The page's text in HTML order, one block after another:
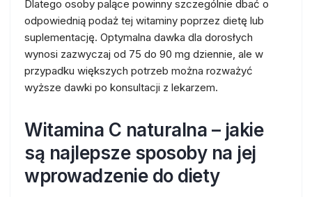
Dlatego osoby palące powinny szczególnie dbać o
odpowiednią podaż tej witaminy poprzez dietę lub
suplementację. Optymalna dawka dla dorosłych
wynosi zazwyczaj od 75 do 90 mg dziennie, ale w
przypadku większych potrzeb można rozważyć
wyższe dawki po konsultacji z lekarzem.
Witamina C naturalna – jakie
są najlepsze sposoby na jej
wprowadzenie do diety